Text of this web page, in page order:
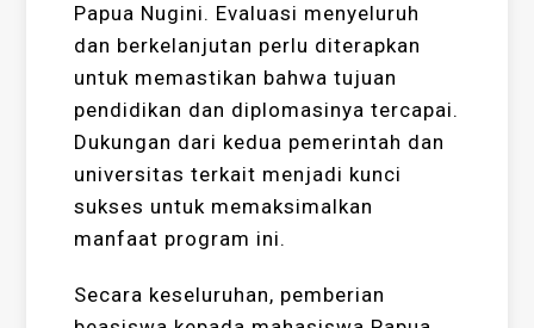
Papua Nugini. Evaluasi menyeluruh
dan berkelanjutan perlu diterapkan
untuk memastikan bahwa tujuan
pendidikan dan diplomasinya tercapai.
Dukungan dari kedua pemerintah dan
universitas terkait menjadi kunci
sukses untuk memaksimalkan
manfaat program ini.
Secara keseluruhan, pemberian